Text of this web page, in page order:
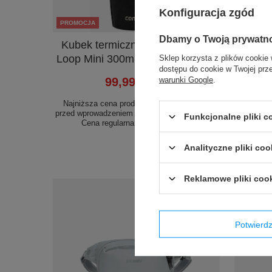
PROMOCJA
Kubek termiczny Contigo West
Loop Mini 300ml - czarny metalik
99,99 zł szt.
Najniższa cena produktu w okresie 30 dni
przed wprowadzeniem obniżki:
139,99 zł -28%
Cena regularna:
Kubek
przed
Konfiguracja zgód
Dbamy o Twoją
Sklep korzysta z plików cookie
dostępu do cookie w Twojej
warunki Google
Funkcjonalne pliki
Analityczne pliki
Reklamowe pliki